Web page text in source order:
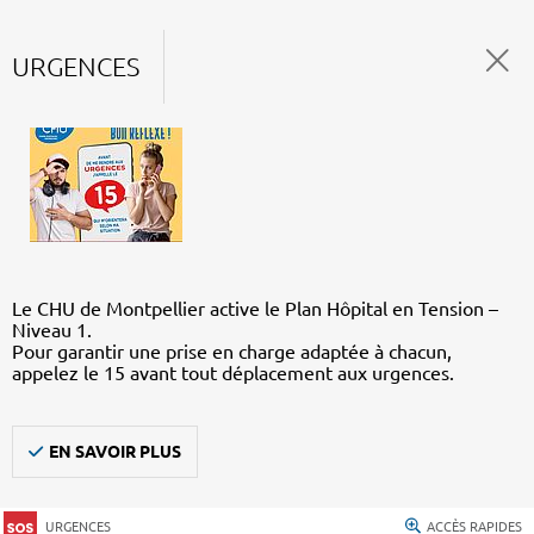
URGENCES
Le CHU de Montpellier active le Plan Hôpital en Tension –
Niveau 1.
Pour garantir une prise en charge adaptée à chacun,
appelez le 15 avant tout déplacement aux urgences.
EN SAVOIR PLUS
URGENCES ACCÈS RAPIDES